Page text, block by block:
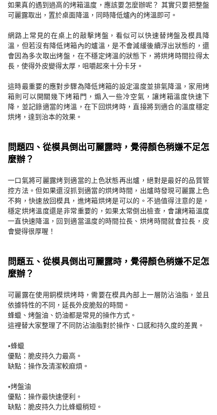
如果真的遇到過高的烤箱溫度，應該要怎麼辦呢？ 其實只要把整盤
可麗露取出，置於桌面降溫，同時降低爐內的烤溫即可。
網路上常見的在桌上的敲擊烤盤，看似可以快速替烤盤及模具降
溫，但若沒有降低烤箱內的爐溫，是不會減緩後續浮出狀態的，還
會因為多次取出烤盤，在不穩定烤溫的狀態下，將烘烤時間拉得太
長，使得外皮變得太厚，咀嚼起來十分卡牙。
這時最重要的應對步驟為降低烤箱的設定溫度並排氣降溫，家用烤
箱則可以開關幾下烤箱門，煽入一些冷空氣，讓烤箱溫度快速下
降，並記錄適當的烤溫，在下回烘烤時，直接將到適合的溫度穩定
烘烤，達到治本的效果。
問題四、從模具倒出可麗露時，覺得顏色稍嫌不足怎
麼辦？
一口氣將可麗露烤到適當的上色狀態再出爐，絕對是最好的品質管
控方法。但如果還沒抓到適當的烘烤時間，出爐時發現可麗露上色
不夠，快速放回模具，進烤箱烘烤是可以的。不過值得注意的是，
穩定烘烤溫度還是非常重要的，如果太常倒出檢查，會讓烤箱溫度
一直快速降溫，回到適當溫度的時間拉長、烘烤時間就會拉長，皮
會變得很厚喔！
問題五、從模具倒出可麗露時，覺得顏色稍嫌不足怎
麼辦？
可麗露在使用銅模烘烤時，需要在模具內部上一層防沾油脂，並且
依據特性的不同，延長外皮脆殼的時間。
蜂蠟、烤盤油、奶油都是常見的操作方式。
這裡替大家整理了不同防沾油脂對於操作、口感和持久度的差異。
⭑蜂蠟
優點：脆皮持久力最高。
缺點：操作及清潔較麻煩。
⭑烤盤油
優點：操作最快速便利。
缺點：脆皮持久力比蜂蠟稍短。